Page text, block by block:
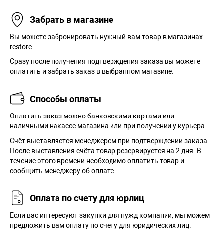
Забрать в магазине
Вы можете забронировать нужный вам товар в магазинах
restore:.
Сразу после получения подтверждения заказа вы можете
оплатить и забрать заказ в выбранном магазине.
Способы оплаты
Оплатить заказ можно банковскими картами или
наличными накассе магазина или при получении у курьера.
Cчёт выставляется менеджером при подтверждении заказа.
После выставления счёта товар резервируется на 2 дня. В
течение этого времени необходимо оплатить товар и
сообщить менеджеру об оплате.
Оплата по счету для юрлиц
Если вас интересуют закупки для нужд компании, мы можем
предложить вам оплату по счету для юридических лиц.